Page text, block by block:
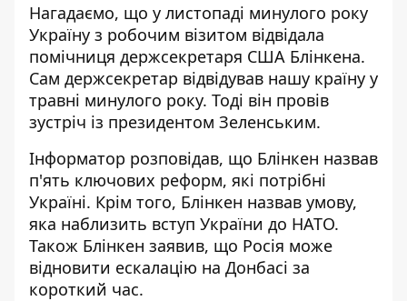
Нагадаємо, що у листопаді минулого року
Україну з робочим візитом відвідала
помічниця держсекретаря США Блінкена.
Сам держсекретар відвідував нашу країну у
травні минулого року. Тоді він провів
зустріч із президентом Зеленським.
Інформатор розповідав, що Блінкен назвав
п'ять ключових реформ, які потрібні
Україні. Крім того, Блінкен назвав умову,
яка наблизить вступ України до НАТО.
Також Блінкен заявив, що Росія може
відновити ескалацію на Донбасі за
короткий час.